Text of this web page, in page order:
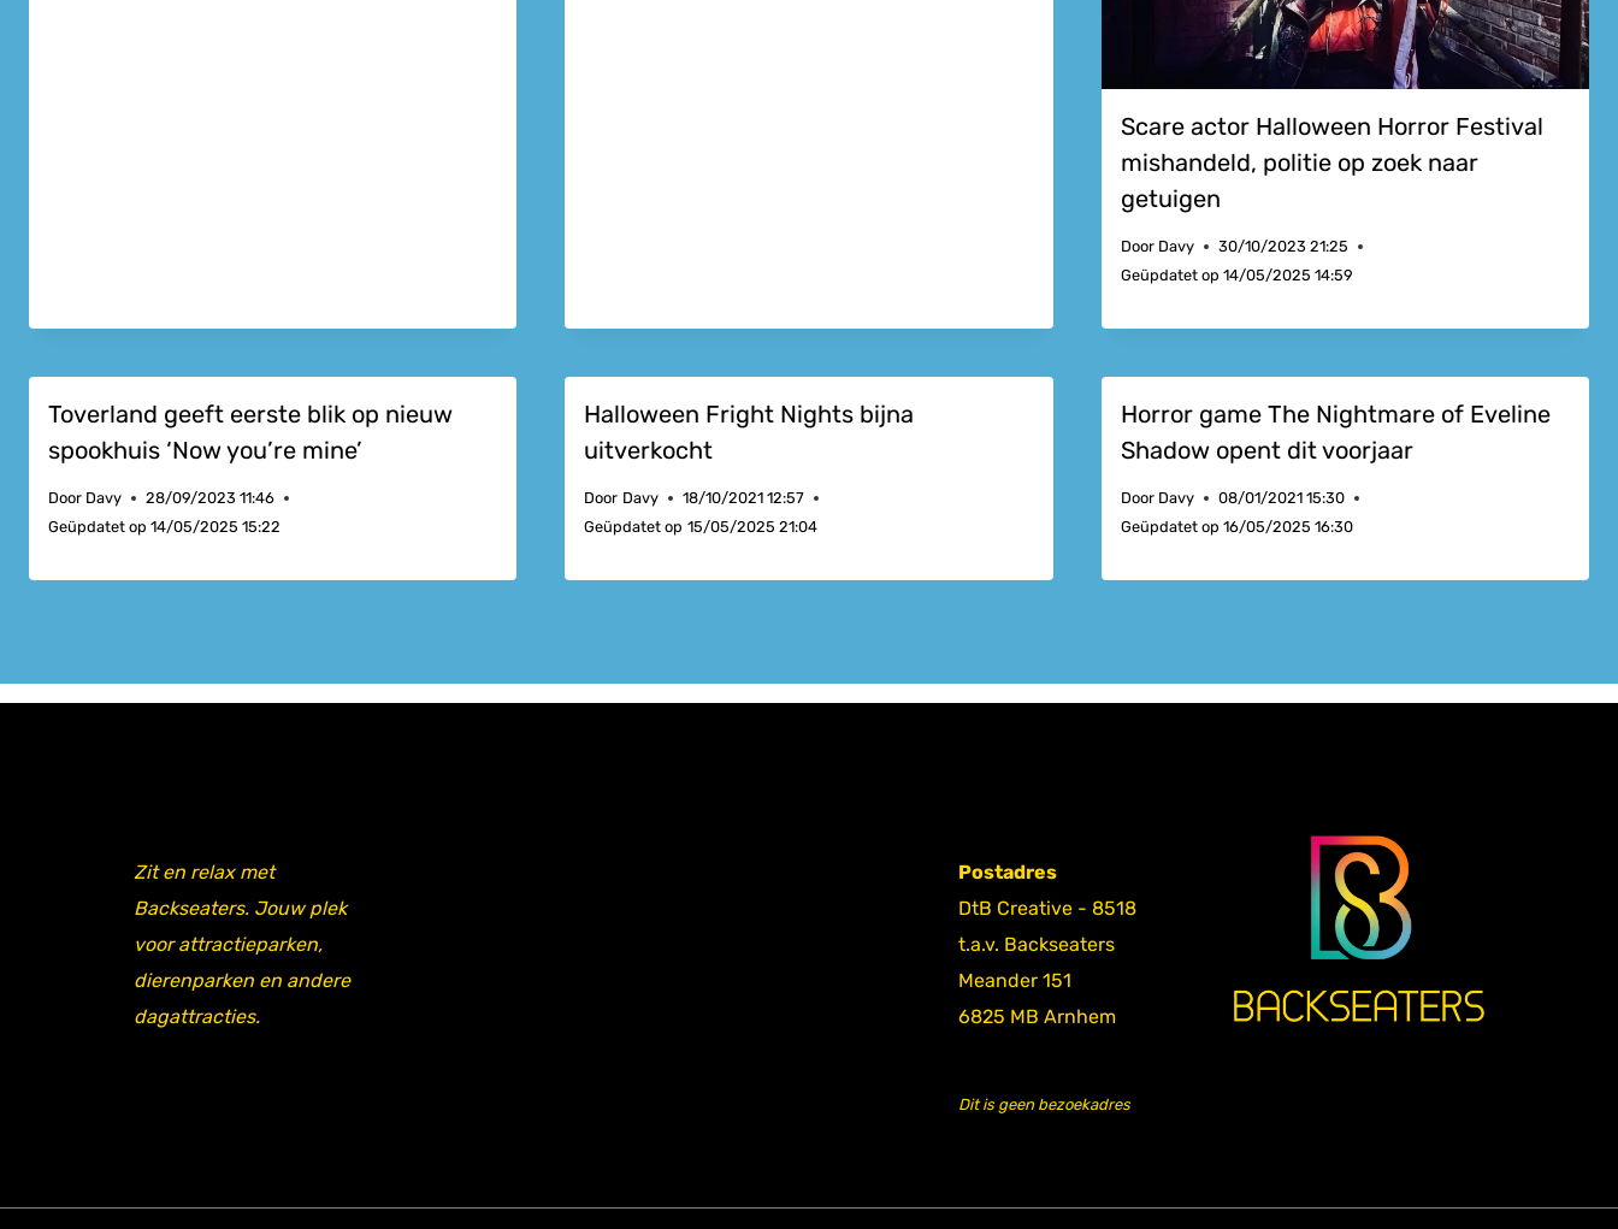
Scare actor Halloween Horror Festival
mishandeld, politie op zoek naar
getuigen
Door Davy
30/10/2023 21:25
Geüpdatet op 14/05/2025 14:59
Toverland geeft eerste blik op nieuw
spookhuis ‘Now you’re mine’
Door Davy
28/09/2023 11:46
Geüpdatet op 14/05/2025 15:22
Halloween Fright Nights bijna
uitverkocht
Door Davy
18/10/2021 12:57
Geüpdatet op 15/05/2025 21:04
Horror game The Nightmare of Eveline
Shadow opent dit voorjaar
Door Davy
08/01/2021 15:30
Geüpdatet op 16/05/2025 16:30
Zit en relax met
Backseaters. Jouw plek
voor attractieparken,
dierenparken en andere
dagattracties.
Postadres
DtB Creative - 8518
t.a.v. Backseaters
Meander 151
6825 MB Arnhem
Dit is geen bezoekadres